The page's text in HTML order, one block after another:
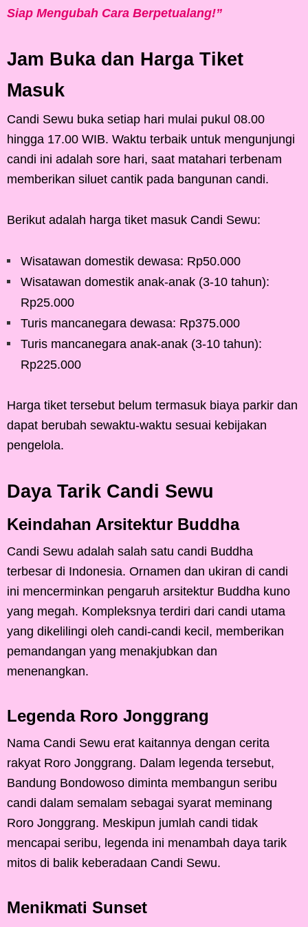
Siap Mengubah Cara Berpetualang!”
Jam Buka dan Harga Tiket
Masuk
Candi Sewu buka setiap hari mulai pukul 08.00
hingga 17.00 WIB. Waktu terbaik untuk mengunjungi
candi ini adalah sore hari, saat matahari terbenam
memberikan siluet cantik pada bangunan candi.
Berikut adalah harga tiket masuk Candi Sewu:
Wisatawan domestik dewasa: Rp50.000
Wisatawan domestik anak-anak (3-10 tahun):
Rp25.000
Turis mancanegara dewasa: Rp375.000
Turis mancanegara anak-anak (3-10 tahun):
Rp225.000
Harga tiket tersebut belum termasuk biaya parkir dan
dapat berubah sewaktu-waktu sesuai kebijakan
pengelola.
Daya Tarik Candi Sewu
Keindahan Arsitektur Buddha
Candi Sewu adalah salah satu candi Buddha
terbesar di Indonesia. Ornamen dan ukiran di candi
ini mencerminkan pengaruh arsitektur Buddha kuno
yang megah. Kompleksnya terdiri dari candi utama
yang dikelilingi oleh candi-candi kecil, memberikan
pemandangan yang menakjubkan dan
menenangkan.
Legenda Roro Jonggrang
Nama Candi Sewu erat kaitannya dengan cerita
rakyat Roro Jonggrang. Dalam legenda tersebut,
Bandung Bondowoso diminta membangun seribu
candi dalam semalam sebagai syarat meminang
Roro Jonggrang. Meskipun jumlah candi tidak
mencapai seribu, legenda ini menambah daya tarik
mitos di balik keberadaan Candi Sewu.
Menikmati Sunset